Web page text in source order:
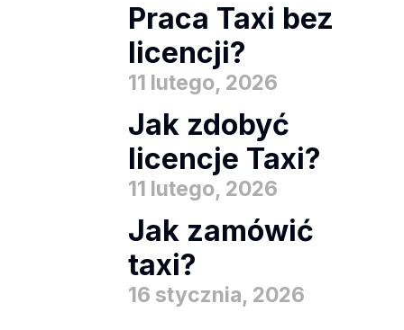
Praca Taxi bez
licencji?
11 lutego, 2026
Jak zdobyć
licencje Taxi?
11 lutego, 2026
Jak zamówić
taxi?
16 stycznia, 2026